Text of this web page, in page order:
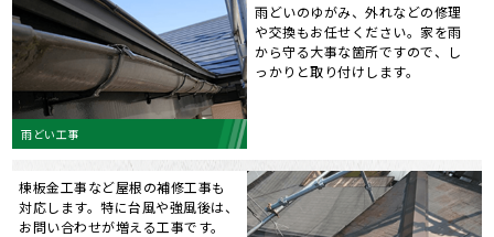
雨どい工事
雨どいのゆがみ、外れなどの修理
や交換もお任せください。家を雨
から守る大事な箇所ですので、し
っかりと取り付けします。
棟板金工事など屋根の補修工事も
対応します。特に台風や強風後は、
お問い合わせが増える工事です。